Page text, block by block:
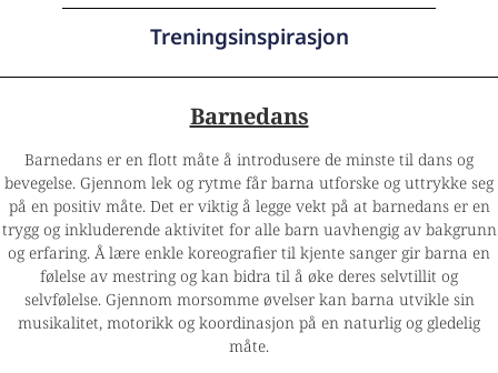
Treningsinspirasjon
Barnedans
Barnedans er en flott måte å introdusere de minste til dans og
bevegelse. Gjennom lek og rytme får barna utforske og uttrykke seg
på en positiv måte. Det er viktig å legge vekt på at barnedans er en
trygg og inkluderende aktivitet for alle barn uavhengig av bakgrunn
og erfaring. Å lære enkle koreografier til kjente sanger gir barna en
følelse av mestring og kan bidra til å øke deres selvtillit og
selvfølelse. Gjennom morsomme øvelser kan barna utvikle sin
musikalitet, motorikk og koordinasjon på en naturlig og gledelig
måte.